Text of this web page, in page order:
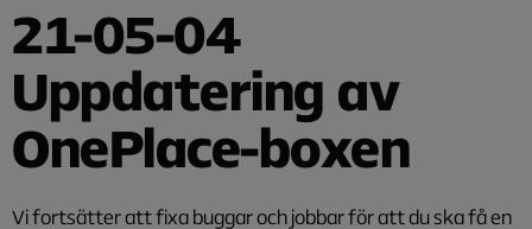
21-05-04
Uppdatering av
OnePlace-boxen
Vi fortsätter att fixa buggar och jobbar för att du ska få en